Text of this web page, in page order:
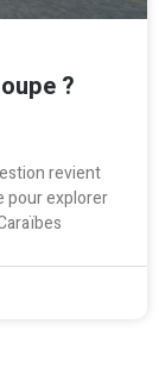
?
revient
pour explorer